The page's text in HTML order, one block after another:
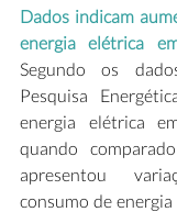
Dados indicam
Segundo os
Pesquisa
energia elétrica
quando
apresentou
consumo de energia